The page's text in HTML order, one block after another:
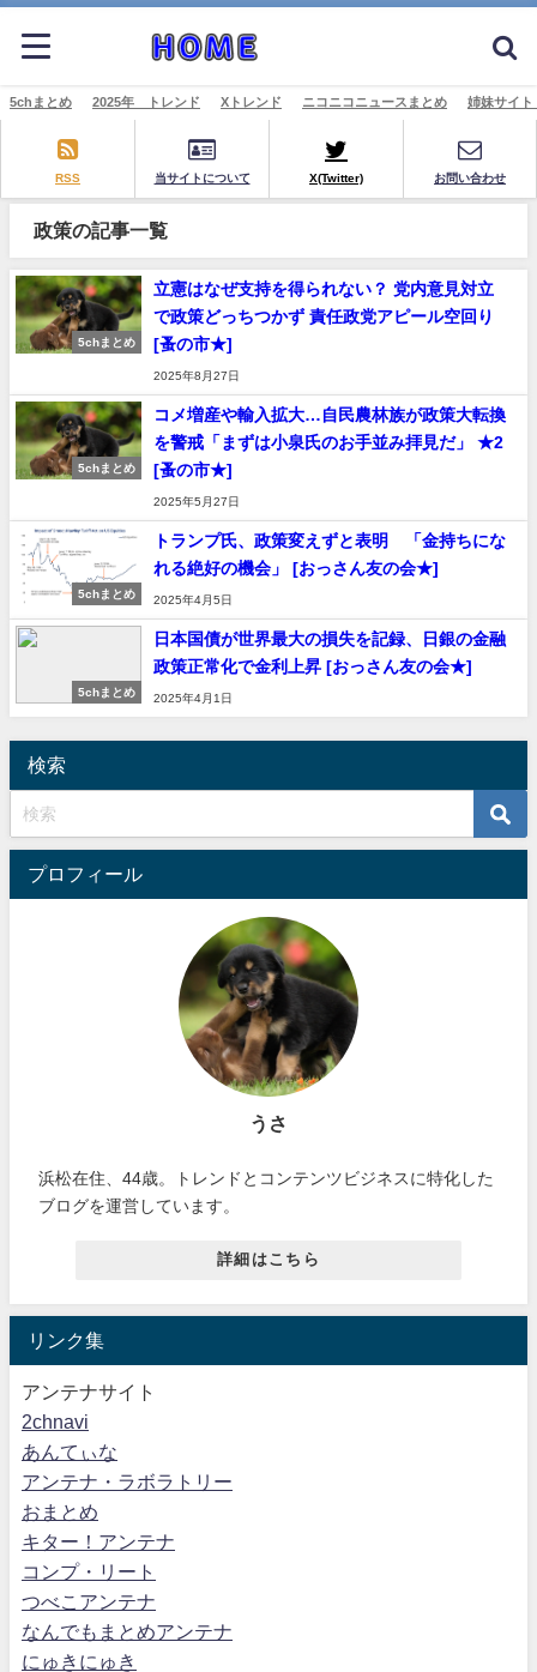
5chまとめ 2025年 トレンド Xトレンド ニコニコニュースまとめ 姉妹サイ
RSS 当サイトについて X(Twitter) お問い合わせ
政策の記事一覧
5chまとめ
立憲はなぜ支持を得られない？ 党内意見対立
で政策どっちつかず 責任政党アピール空回り
[蚤の市★]
2025年8月27日
5chまとめ
コメ増産や輸入拡大…自民農林族が政策大転換
を警戒「まずは小泉氏のお手並み拝見だ」 ★2
[蚤の市★]
2025年5月27日
5chまとめ
トランプ氏、政策変えずと表明 「金持ちにな
れる絶好の機会」 [おっさん友の会★]
2025年4月5日
5chまとめ
日本国債が世界最大の損失を記録、日銀の金融
政策正常化で金利上昇 [おっさん友の会★]
2025年4月1日
検索
プロフィール
うさ
浜松在住、44歳。トレンドとコンテンツビジネスに特化した
ブログを運営しています。
詳細はこちら
リンク集
アンテナサイト
2chnavi
あんてぃな
アンテナ・ラボラトリー
おまとめ
キター！アンテナ
コンプ・リート
つべこアンテナ
なんでもまとめアンテナ
にゅきにゅき